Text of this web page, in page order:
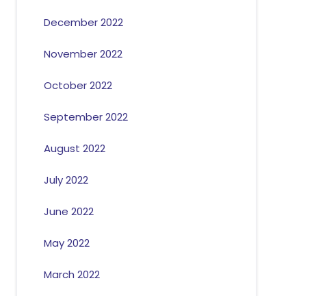
December 2022
November 2022
October 2022
September 2022
August 2022
July 2022
June 2022
May 2022
March 2022